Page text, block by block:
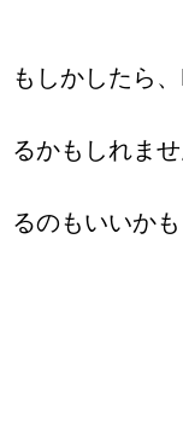
もしかしたら
るかもしれま
るのもいいかも